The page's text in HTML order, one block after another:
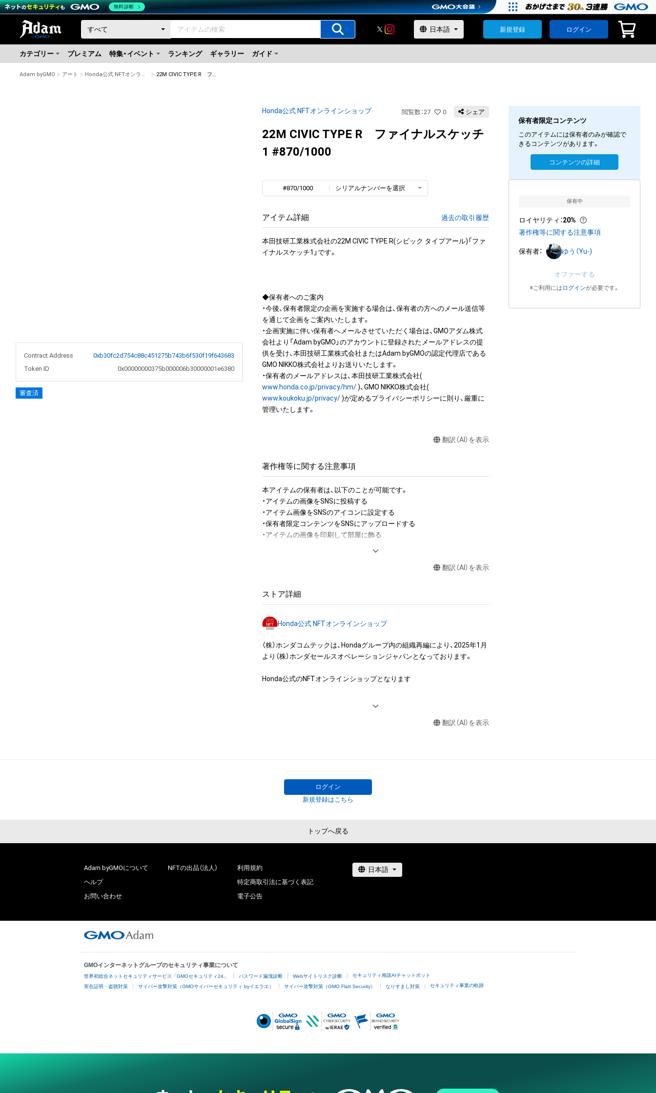
新規登録 ログイン
カテゴリー プレミアム 特集・イベント ランキング ギャラリー ガイド
Adam byGMO アート Honda公式 NFTオンラインショップ 22M CIVIC TYPE R ファイナルスケッチ1
Contract Address
0xb30fc2d754c88c451275b743b6f530f19f643683
Token ID
0x00000000375b000006b30000001e6380
審査済
Honda公式 NFTオンラインショップ 閲覧数 ： 27 0 シェア
22M CIVIC TYPE R ファイナルスケッチ
1 #870/1000
#870/1000 シリアルナンバーを選択
アイテム詳細 過去の取引履歴
本田技研工業株式会社の22M CIVIC TYPE R(シビック タイプアール)「ファ
イナルスケッチ1」です。
◆保有者へのご案内
・今後、保有者限定の企画を実施する場合は、保有者の方へのメール送信等
を通じて企画をご案内いたします。
・企画実施に伴い保有者へメールさせていただく場合は、GMOアダム株式
会社より「Adam byGMO」のアカウントに登録されたメールアドレスの提
供を受け、本田技研工業株式会社またはAdam byGMOの認定代理店である
GMO NIKKO株式会社よりお送りいたします。
www.honda.co.jp/privacy/hm/
www.koukoku.jp/privacy/ )が定めるプライバシーポリシーに則り、厳重に
管理いたします。
翻訳（AI）を表示
著作権等に関する注意事項
本アイテムの保有者は、以下のことが可能です。
・アイテムの画像をSNSに投稿する
・アイテム画像をSNSのアイコンに設定する
・保有者限定コンテンツをSNSにアップロードする
・アイテムの画像を印刷して部屋に飾る
みますがこれらに限られません。)にかかる知的財産権(著作権、特許権、実
は、本アイテムの著作権を有する方、著作隣接権の権利者またはその管理委
有していたとしても、本アイテムに関する創作物にかかる知的財産権を有
することを意味しません。
を受けている者からの事前の同意なしに、上記の「本アイテムの保有者が有
(改変、公開、配布、逆コンパイル、リバースエンジニアリングを含みますが、
・本アイテムに関する創作物の利用については、公序良俗や法令に反する利
株式会社ホンダコムテック
TEL 0120-846-366
翻訳（AI）を表示
ストア詳細
Honda公式 NFTオンラインショップ
（株）ホンダコムテックは、Hondaグループ内の組織再編により、2025年1月
より（株）ホンダセールスオペレーションジャパンとなっております。
Honda公式のNFTオンラインショップとなります
aid=ec10d98ab4ea4f40b79b589723049007
※無料プレゼントは上限に達した場合、配布終了いたします。
翻訳（AI）を表示
保有者限定コンテンツ
このアイテムには保有者のみが確認で
きるコンテンツがあります。
コンテンツの詳細
保有中
ロイヤリティ ：20%
著作権等に関する注意事項
保有者： ゆう（Yu-)
オファーする
※ご利用には ログインが必要です。
ログイン
新規登録はこちら
トップへ戻る
Adam byGMOについて
ヘルプ
お問い合わせ
NFTの出品（法人）
利用規約
特定商取引法に基づく表記
電子公告
GMOインターネットグループのセキュリティ事業について
世界初総合ネットセキュリティサービス「GMOセキュリティ24」 パスワード漏洩診断 Webサイトリスク診断 セキュリティ相談AIチャットボット
実在証明・盗聴対策 サイバー攻撃対策（GMOサイバーセキュリティ byイエラエ） サイバー攻撃対策（GMO Flatt Security） なりすまし対策 セキュリティ事業の軌跡
無料診断